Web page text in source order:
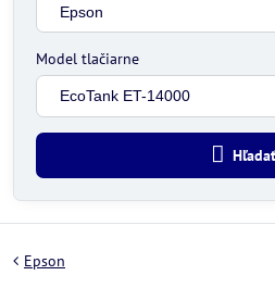
Model tlačiarne
Hľadať
Epson